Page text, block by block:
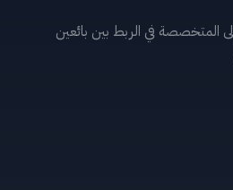
المتخصصة في الربط بين بائعين